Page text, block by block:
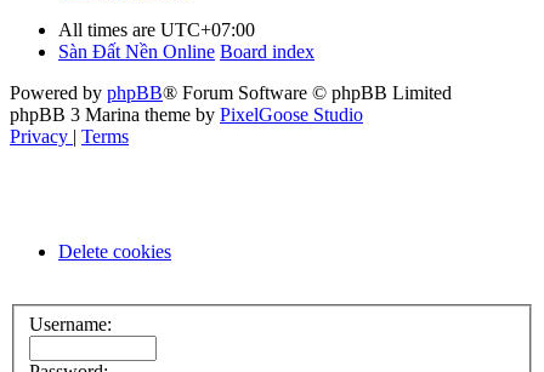
All times are UTC+07:00
Sàn Đất Nền Online Board index
Powered by phpBB® Forum Software © phpBB Limited
phpBB 3 Marina theme by PixelGoose Studio
Privacy | Terms
Delete cookies
Username: